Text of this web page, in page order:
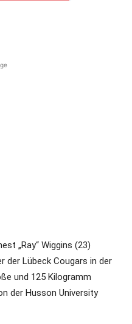
„Ray“ Wiggins (23)
der Lübeck Cougars in der
und 125 Kilogramm
der Husson University